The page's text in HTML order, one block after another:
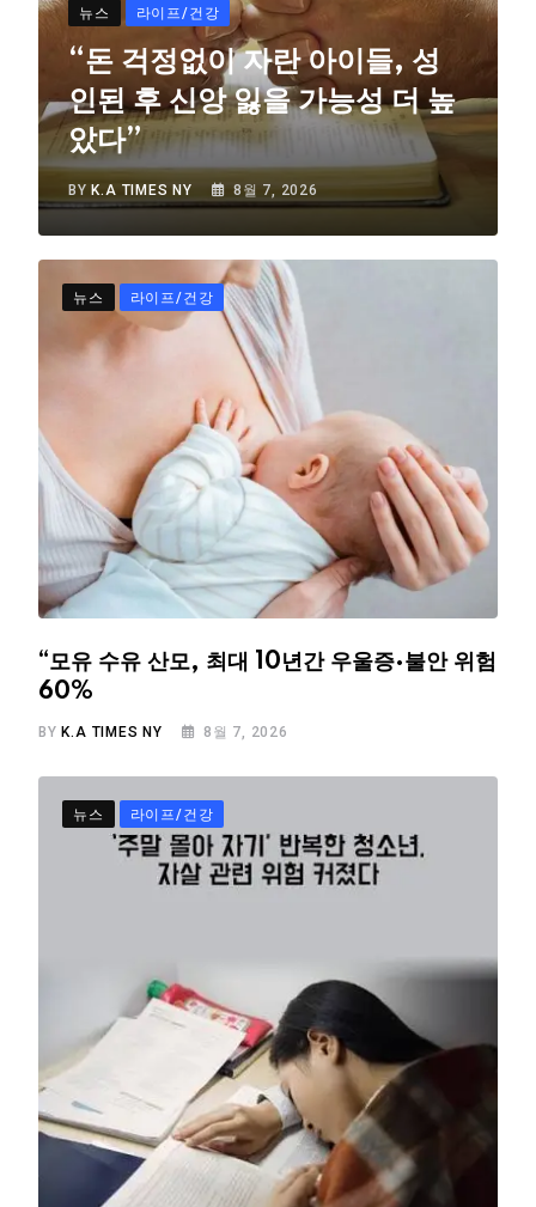
뉴스 라이프/건강
“돈 걱정없이 자란 아이들, 성
인된 후 신앙 잃을 가능성 더 높
았다”
BY K.A TIMES NY 8월 7, 2026
뉴스 라이프/건강
“모유 수유 산모, 최대 10년간 우울증·불안 위험
60%
BY K.A TIMES NY 8월 7, 2026
뉴스 라이프/건강